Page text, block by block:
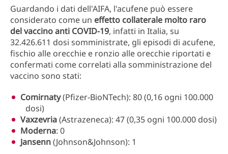
Guardando i dati dell'AIFA, l'acufene può essere
considerato come un effetto collaterale molto raro
del vaccino anti COVID-19, infatti in Italia, su
32.426.611 dosi somministrate, gli episodi di acufene,
fischio alle orecchie e ronzio alle orecchie riportati e
confermati come correlati alla somministrazione del
vaccino sono stati:
Comirnaty(Pfizer-BioNTech): 80 (0,16 ogni 100.000
dosi)
Vaxzevria(Astrazeneca): 47 (0,35 ogni 100.000 dosi)
Moderna: 0
Jansenn(Johnson&Johnson): 1